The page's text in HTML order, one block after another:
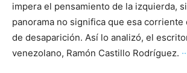
impera el pensamiento de la izquierda,
panorama no significa que esa
de desaparición. Así lo analizó, el
venezolano, Ramón Castillo Rodríguez.